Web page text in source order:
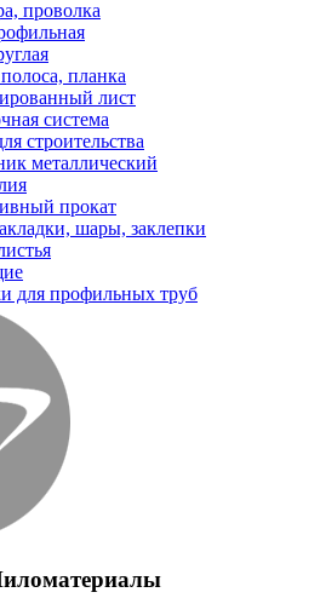
проволка
планка
лист
система
строительства
металлический
прокат
шары, заклепки
для профильных труб